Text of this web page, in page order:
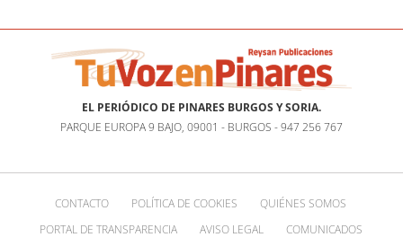
EL PERIÓDICO DE PINARES BURGOS Y SORIA.
PARQUE EUROPA 9 BAJO, 09001 - BURGOS - 947 256 767
CONTACTO POLÍTICA DE COOKIES
QUIÉNES SOMOS
PORTAL DE TRANSPARENCIA
AVISO LEGAL COMUNICADOS